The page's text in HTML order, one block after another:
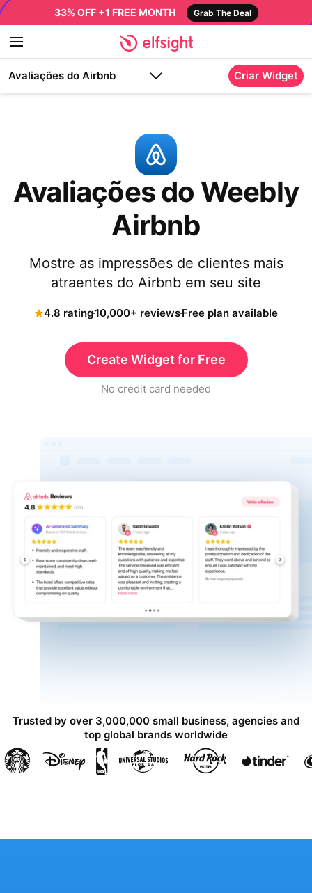
33% OFF +1 FREE MONTH Grab The Deal
Avaliações do Airbnb Criar Widget
Avaliações do Weebly
Airbnb
Mostre as impressões de clientes mais
atraentes do Airbnb em seu site
4.8 rating10,000+ reviewsFree plan available
Create Widget for Free
No credit card needed
Trusted by over 3,000,000 small business, agencies and
top global brands worldwide